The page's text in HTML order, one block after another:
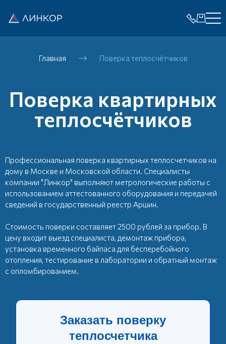
Главная Поверка теплосчётчиков
Поверка квартирных
теплосчётчиков
Профессиональная поверка квартирных теплосчетчиков на
дому в Москве и Московской области. Специалисты
компании "Линкор" выполняют метрологические работы с
использованием аттестованного оборудования и передачей
сведений в государственный реестр Аршин.
Стоимость поверки составляет 2500 рублей за прибор. В
цену входит выезд специалиста, демонтаж прибора,
установка временного байпаса для бесперебойного
отопления, тестирование в лаборатории и обратный монтаж
с опломбированием.
Заказать поверку
теплосчетчика